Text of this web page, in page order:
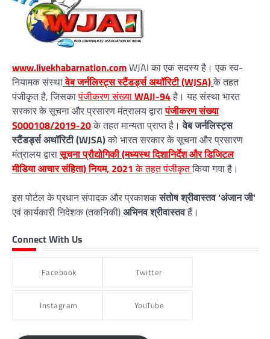
www.livekhabarnation.comWJAI का एक सदस्य है। एक स्व-
नियामक संस्थावेब जर्नलिस्ट्स स्टैंडर्ड्स अथॉरिटी (WJSA)के तहत
पंजीकृत है, जिसकापंजीकरण संख्याWAJI-94है। यह संस्था भारत
सरकार के सूचना और प्रसारण मंत्रालय द्वारापंजीकरण संख्या
S000108/2019-20के तहत मान्यता प्राप्त है।वेब जर्नलिस्ट्स
स्टैंडर्ड्स अथॉरिटी (WJSA)को भारत सरकार के सूचना और प्रसारण
मंत्रालय द्वारासूचना प्रौद्योगिकी (मध्यस्थ दिशानिर्देश और डिजिटल
मीडिया आचार संहिता) नियम, 2021 के तहत पंजीकृतकिया गया है।
इस पोर्टल के प्रधान संपादक और प्रकाशकसंतोष श्रीवास्तव 'अंजान जी'
एवं कार्यकारी निदेशक (तकनिकी)अभिनव श्रीवास्तवहैं।
Connect With Us
Facebook Twitter
Instagram YouTube